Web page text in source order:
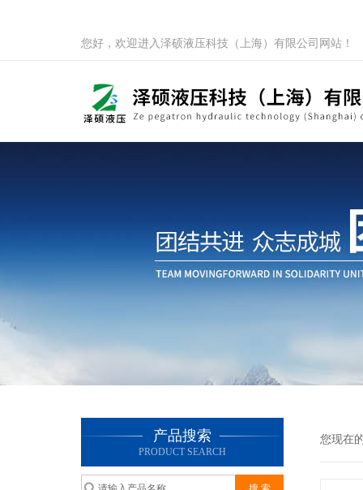
您好，欢迎进入泽硕液压科技（上海）有限公司网站！
产品搜索
PRODUCT SEARCH
您现在